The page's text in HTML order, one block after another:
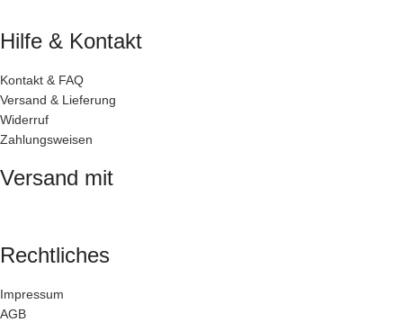
Hilfe & Kontakt
Kontakt & FAQ
Versand & Lieferung
Widerruf
Zahlungsweisen
Versand mit
Rechtliches
Impressum
AGB